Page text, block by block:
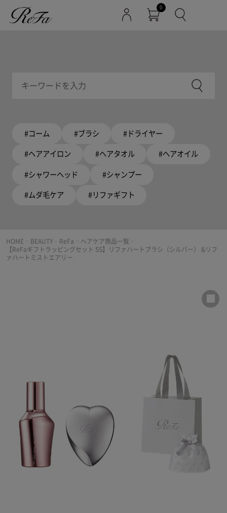
0
#コーム #ブラシ #ドライヤー
#ヘアアイロン #ヘアタオル #ヘアオイル
#シャワーヘッド #シャンプー
#ムダ毛ケア #リファギフト
HOME BEAUTY ReFa ヘアケア商品一覧
【ReFaギフトラッピングセット SS】リファハートブラシ（シルバー） &リフ
ァハートミストエアリー